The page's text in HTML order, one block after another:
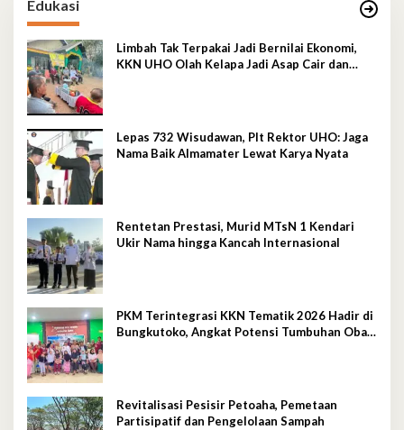
Edukasi
Limbah Tak Terpakai Jadi Bernilai Ekonomi,
KKN UHO Olah Kelapa Jadi Asap Cair dan
Lepas 732 Wisudawan, Plt Rektor UHO: Jaga
Nama Baik Almamater Lewat Karya Nyata
Rentetan Prestasi, Murid MTsN 1 Kendari
Ukir Nama hingga Kancah Internasional
PKM Terintegrasi KKN Tematik 2026 Hadir di
Bungkutoko, Angkat Potensi Tumbuhan Obat
Revitalisasi Pesisir Petoaha, Pemetaan
Partisipatif dan Pengelolaan Sampah